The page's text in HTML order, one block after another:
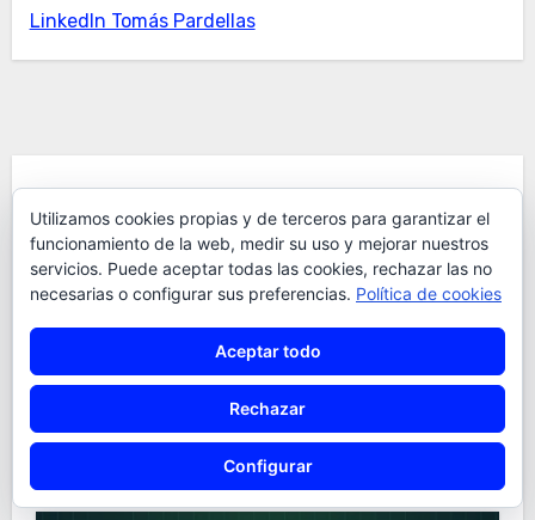
LinkedIn Tomás Pardellas
HistoriaTecnologia
Tecnología
La guerra de los 8 bits: cuando
España se llenó de Spectrums,
Amstrads y Dragones
Utilizamos cookies propias y de terceros para garantizar el
funcionamiento de la web, medir su uso y mejorar nuestros
servicios. Puede aceptar todas las cookies, rechazar las no
necesarias o configurar sus preferencias. Política de cookies
Aceptar todo
Rechazar
Configurar